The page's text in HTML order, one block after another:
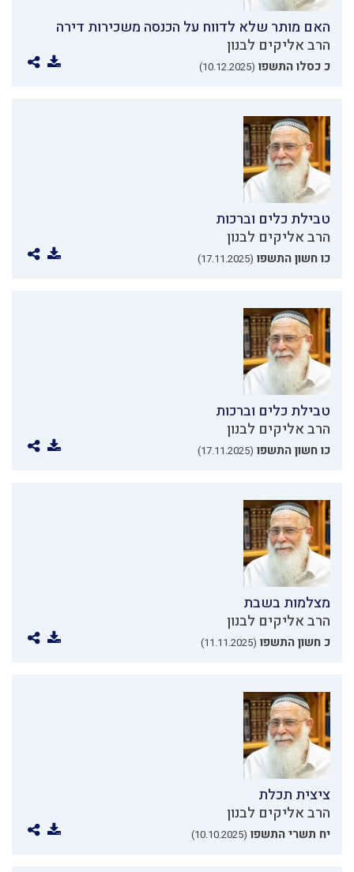
האם מותר שלא לדווח על הכנסה משכירות דירה
הרב אליקים לבנון
כ כסלו התשפו (10.12.2025)
טבילת כלים וברכות
הרב אליקים לבנון
כו חשון התשפו (17.11.2025)
טבילת כלים וברכות
הרב אליקים לבנון
כו חשון התשפו (17.11.2025)
מצלמות בשבת
הרב אליקים לבנון
כ חשון התשפו (11.11.2025)
ציצית תכלת
הרב אליקים לבנון
יח תשרי התשפו (10.10.2025)